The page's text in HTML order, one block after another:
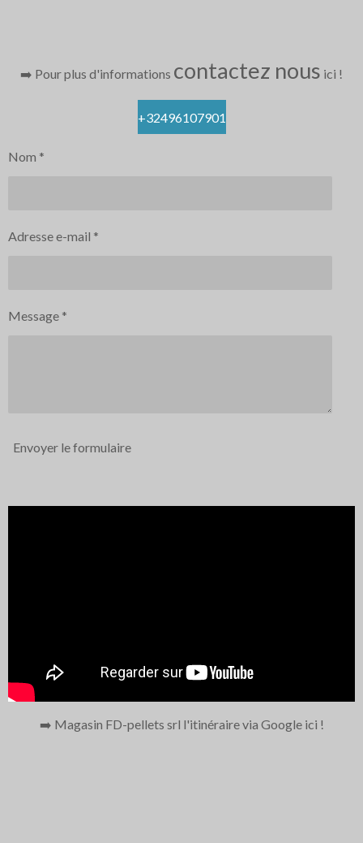
➡️ Pour plus d'informations contactez nous ici !
+32496107901
Nom *
Adresse e-mail *
Message *
Envoyer le formulaire
➡️ Magasin FD-pellets srl l'itinéraire via Google ici !